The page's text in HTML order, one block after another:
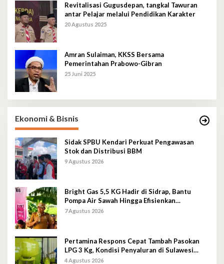
Revitalisasi Gugusdepan, tangkal Tawuran
antar Pelajar melalui Pendidikan Karakter
20 Agustus 2025
Amran Sulaiman, KKSS Bersama
Pemerintahan Prabowo-Gibran
25 Juni 2025
Ekonomi & Bisnis
Sidak SPBU Kendari Perkuat Pengawasan
Stok dan Distribusi BBM
9 Agustus 2026
Bright Gas 5,5 KG Hadir di Sidrap, Bantu
Pompa Air Sawah Hingga Efisienkan
Penyaluran Elpiji 3 Kg
7 Agustus 2026
Pertamina Respons Cepat Tambah Pasokan
LPG 3 Kg, Kondisi Penyaluran di Sulawesi
Selatan Berlangsung Kondusif
4 Agustus 2026